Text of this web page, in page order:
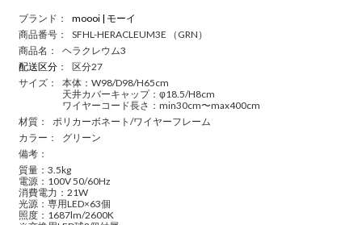
ブランド：
moooi | モーイ
商品番号：
SFHL-HERACLEUM3E （GRN）
商品名：
ヘラクレウム3
配送区分 ：
区分27
サイズ：
本体：W98/D98/H65cm
天井カバーキャップ：φ18.5/H8cm
ワイヤーコード長さ：min30cm〜max400cm
材質：
ポリカーボネート/ワイヤーフレーム
カラー：
グリーン
備考：
質量：3.5kg
電源：100V 50/60Hz
消費電力：21W
光源：専用LED×63個
照度：1687lm/2600K